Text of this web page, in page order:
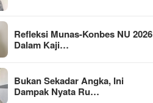
Refleksi Munas-Konbes NU 2026
Dalam Kaji…
Bukan Sekadar Angka, Ini
Dampak Nyata Ru…